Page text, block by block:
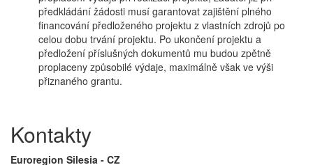
předkládání žádosti musí garantovat zajištění plného
financování předloženého projektu z vlastních zdrojů po
celou dobu trvání projektu. Po ukončení projektu a
předložení příslušných dokumentů mu budou zpětně
proplaceny způsobilé výdaje, maximálně však ve výši
přiznaného grantu.
Kontakty
Euroregion Silesia - CZ